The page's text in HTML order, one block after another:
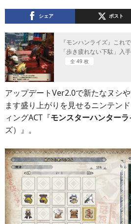
シェア ポスト
『モンハンライズ』これ
「歩き疲れない下駄」入
全 49 枚
アップデートVer2.0で新たなヌシ
ます盛り上がりを見せるニンテン
ィングACT『モンスターハンター
ズ）』。